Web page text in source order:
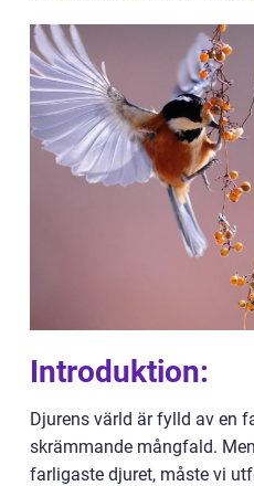
Introduktion:
Djurens värld är fylld av en
skrämmande mångfald.
farligaste djuret, måste vi